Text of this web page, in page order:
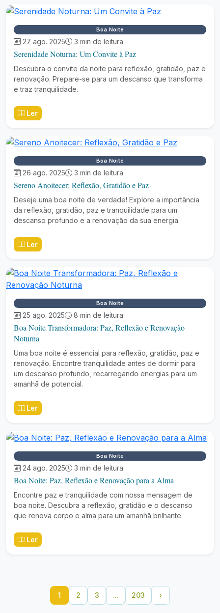
Boa Noite
27 ago. 2025 3 min de leitura
Serenidade Noturna: Um Convite à Paz
Descubra o convite da noite para reflexão, gratidão, paz e
renovação. Prepare-se para um descanso que transforma
e traz tranquilidade.
Ler
Boa Noite
26 ago. 2025 3 min de leitura
Sereno Anoitecer: Reflexão, Gratidão e Paz
Deseje uma boa noite de verdade! Explore a importância
da reflexão, gratidão, paz e tranquilidade para um
descanso profundo e a renovação da sua energia.
Ler
Boa Noite
25 ago. 2025 8 min de leitura
Boa Noite Transformadora: Paz, Reflexão e Renovação
Noturna
Uma boa noite é essencial para reflexão, gratidão, paz e
renovação. Encontre tranquilidade antes de dormir para
um descanso profundo, recarregando energias para um
amanhã de potencial.
Ler
Boa Noite
24 ago. 2025 3 min de leitura
Boa Noite: Paz, Reflexão e Renovação para a Alma
Encontre paz e tranquilidade com nossa mensagem de
boa noite. Descubra a reflexão, gratidão e o descanso
que renova corpo e alma para um amanhã brilhante.
Ler
1 2 3 … 203 ›